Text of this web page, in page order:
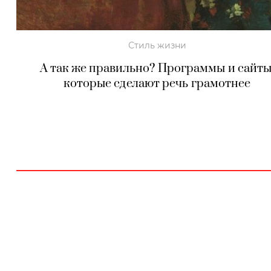
Стиль жизни
А так же правильно? Программы и
которые сделают речь грамотнее